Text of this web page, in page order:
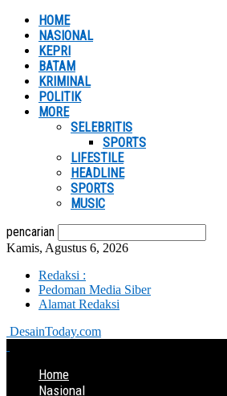
HOME
NASIONAL
KEPRI
BATAM
KRIMINAL
POLITIK
MORE
SELEBRITIS
SPORTS
LIFESTILE
HEADLINE
SPORTS
MUSIC
pencarian
Kamis, Agustus 6, 2026
Redaksi :
Pedoman Media Siber
Alamat Redaksi
DesainToday.com
Home
Nasional